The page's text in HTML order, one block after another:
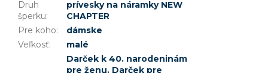
Druh
šperku:
prívesky na náramky NEW
CHAPTER
Pre koho:
dámske
Veľkosť: malé
Darček k 40. narodeninám
pre ženu, Darček pre